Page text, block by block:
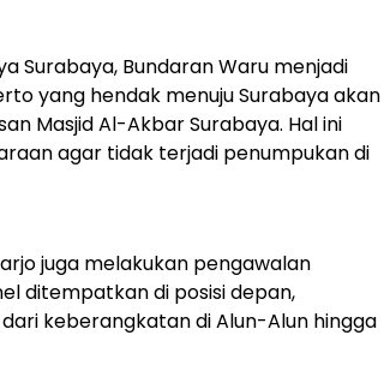
Surabaya, Bundaran Waru menjadi
yang hendak menuju Surabaya akan
Masjid Al-Akbar Surabaya. Hal ini
agar tidak terjadi penumpukan di
juga melakukan pengawalan
ditempatkan di posisi depan,
keberangkatan di Alun-Alun hingga